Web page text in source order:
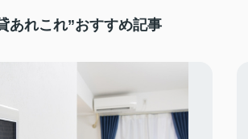
あれこれ”おすすめ記事